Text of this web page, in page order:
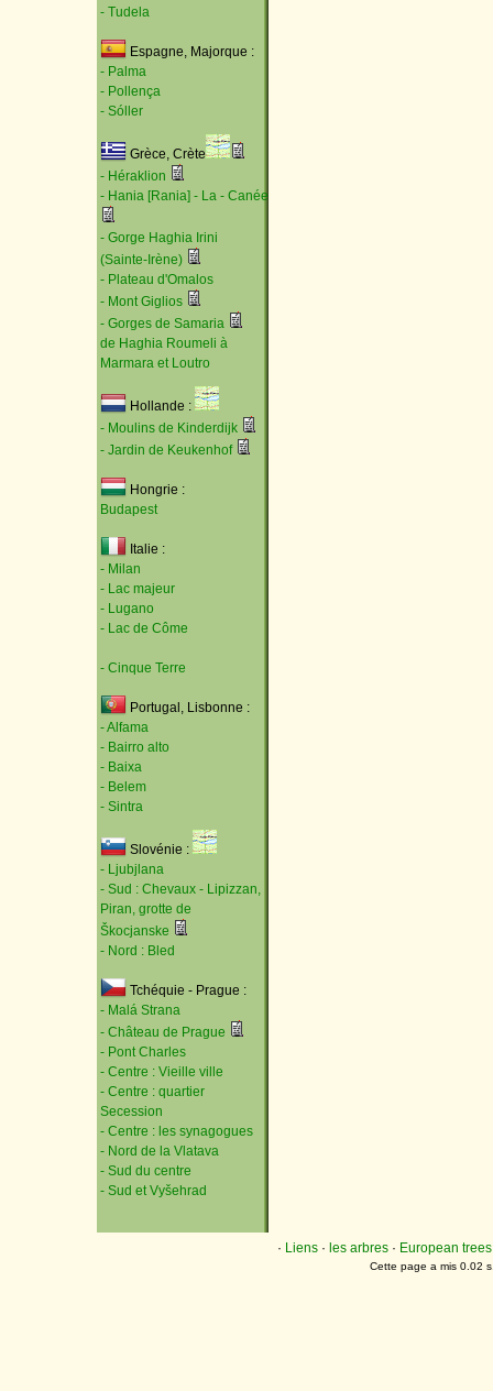
- Tudela
Espagne, Majorque :
- Palma
- Pollença
- Sóller
Grèce, Crète
- Héraklion
- Hania [Rania] - La - Canée
- Gorge Haghia Irini
(Sainte-Irène)
- Plateau d'Omalos
- Mont Giglios
- Gorges de Samaria
de Haghia Roumeli à
Marmara et Loutro
Hollande :
- Moulins de Kinderdijk
- Jardin de Keukenhof
Hongrie :
Budapest
Italie :
- Milan
- Lac majeur
- Lugano
- Lac de Côme
- Cinque Terre
Portugal, Lisbonne :
- Alfama
- Bairro alto
- Baixa
- Belem
- Sintra
Slovénie :
- Ljubjlana
- Sud : Chevaux - Lipizzan,
Piran, grotte de
Škocjanske
- Nord : Bled
Tchéquie - Prague :
- Malá Strana
- Château de Prague
- Pont Charles
- Centre : Vieille ville
- Centre : quartier
Secession
- Centre : les synagogues
- Nord de la Vlatava
- Sud du centre
- Sud et Vyšehrad
· Liens · les arbres · European trees
Cette page a mis 0.02